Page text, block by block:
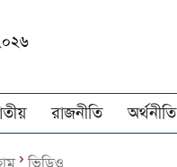
রাজনীতি অর্থনীতি